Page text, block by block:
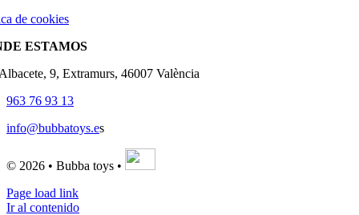
de cookies
ESTAMOS
9, Extramurs, 46007 València
963 76 93 13
info@bubbatoys.es
© 2026 • Bubba toys •
Page load link
Ir al contenido